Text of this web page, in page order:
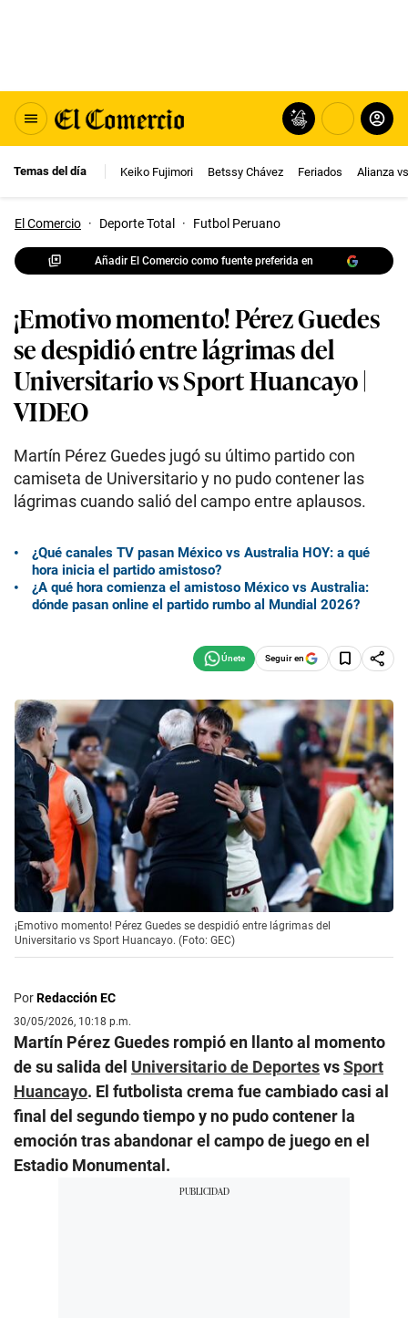
Temas del día Keiko Fujimori Betssy Chávez Feriados Alianza
El Comercio · Deporte Total · Futbol Peruano
Añadir El Comercio como fuente preferida en
¡Emotivo momento! Pérez Guedes
se despidió entre lágrimas del
Universitario vs Sport Huancayo |
VIDEO
Martín Pérez Guedes jugó su último partido con
camiseta de Universitario y no pudo contener las
lágrimas cuando salió del campo entre aplausos.
¿Qué canales TV pasan México vs Australia HOY: a qué
hora inicia el partido amistoso?
¿A qué hora comienza el amistoso México vs Australia:
dónde pasan online el partido rumbo al Mundial 2026?
Seguir en
¡Emotivo momento! Pérez Guedes se despidió entre lágrimas del
Universitario vs Sport Huancayo. (Foto: GEC)
PorRedacción EC
30/05/2026, 10:18 p.m.
Martín Pérez Guedes rompió en llanto al momento
de su salida del Universitario de DeportesvsSport
Huancayo. El futbolista crema fue cambiado casi al
final del segundo tiempo y no pudo contener la
emoción tras abandonar el campo de juego en el
Estadio Monumental.